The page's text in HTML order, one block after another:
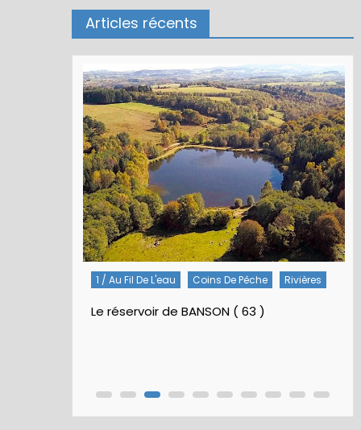
Articles récents